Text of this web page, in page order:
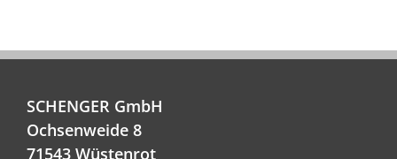
SCHENGER GmbH
Ochsenweide 8
71543 Wüstenrot